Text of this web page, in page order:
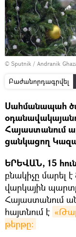
© Sputnik / Andranik
Բաժանորդագրվել
Սահմանապահ
Հայաստանում
ցանկացող
ԵՐԵՎԱՆ, 15
բնակիչը մարել
վարկային
Հայաստանում
հայտնում է
թերթը։